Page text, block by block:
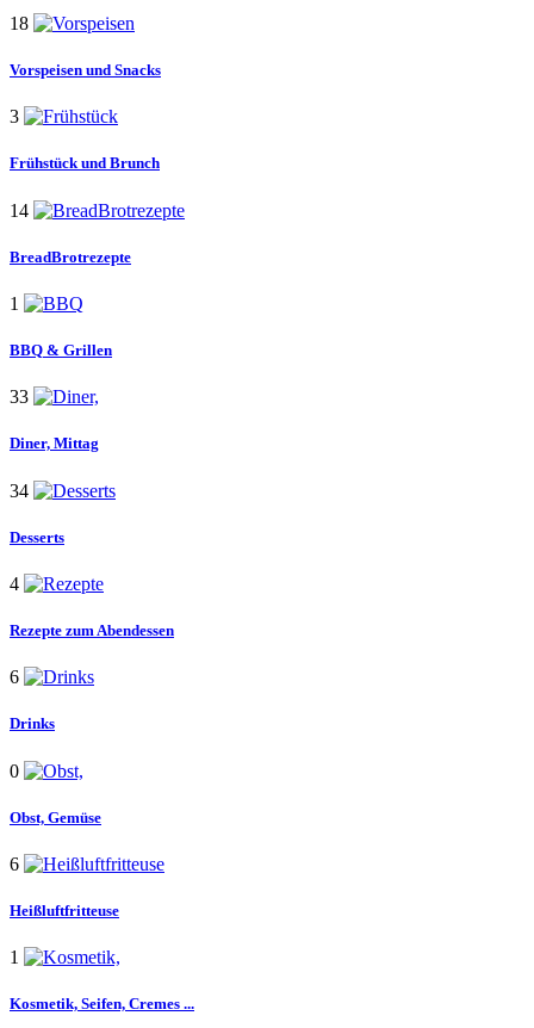
18
Vorspeisen und Snacks
3
Frühstückund Brunch
14
BreadBrotrezepte
1
BBQ & Grillen
33
Diner, Mittag
34
Desserts
4
Rezepte zum Abendessen
6
Drinks
0
Obst, Gemüse
6
Heißluftfritteuse
1
Kosmetik, Seifen, Cremes ...